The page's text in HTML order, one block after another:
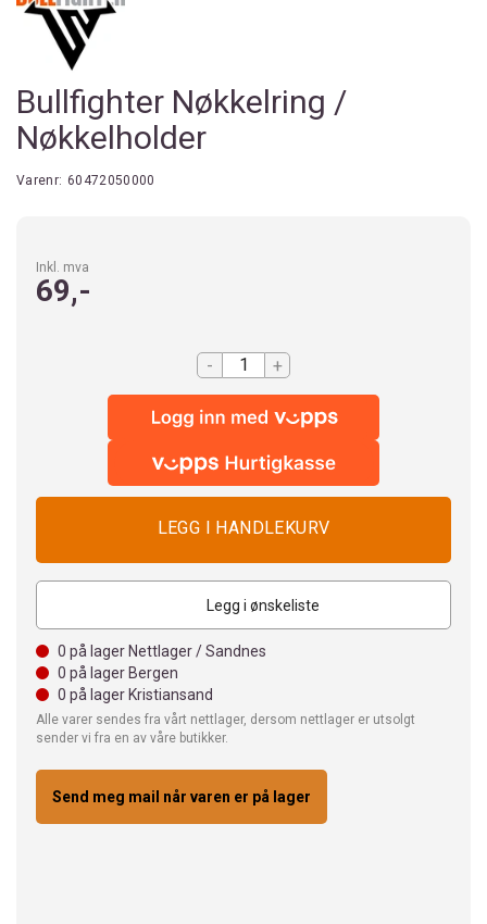
Bullfighter Nøkkelring /
Nøkkelholder
Varenr: 60472050000
Inkl. mva
69,-
- +
Legg i ønskeliste
0 på lager Nettlager / Sandnes
0 på lager Bergen
0 på lager Kristiansand
Alle varer sendes fra vårt nettlager, dersom nettlager er utsolgt
sender vi fra en av våre butikker.
Send meg mail når varen er på lager